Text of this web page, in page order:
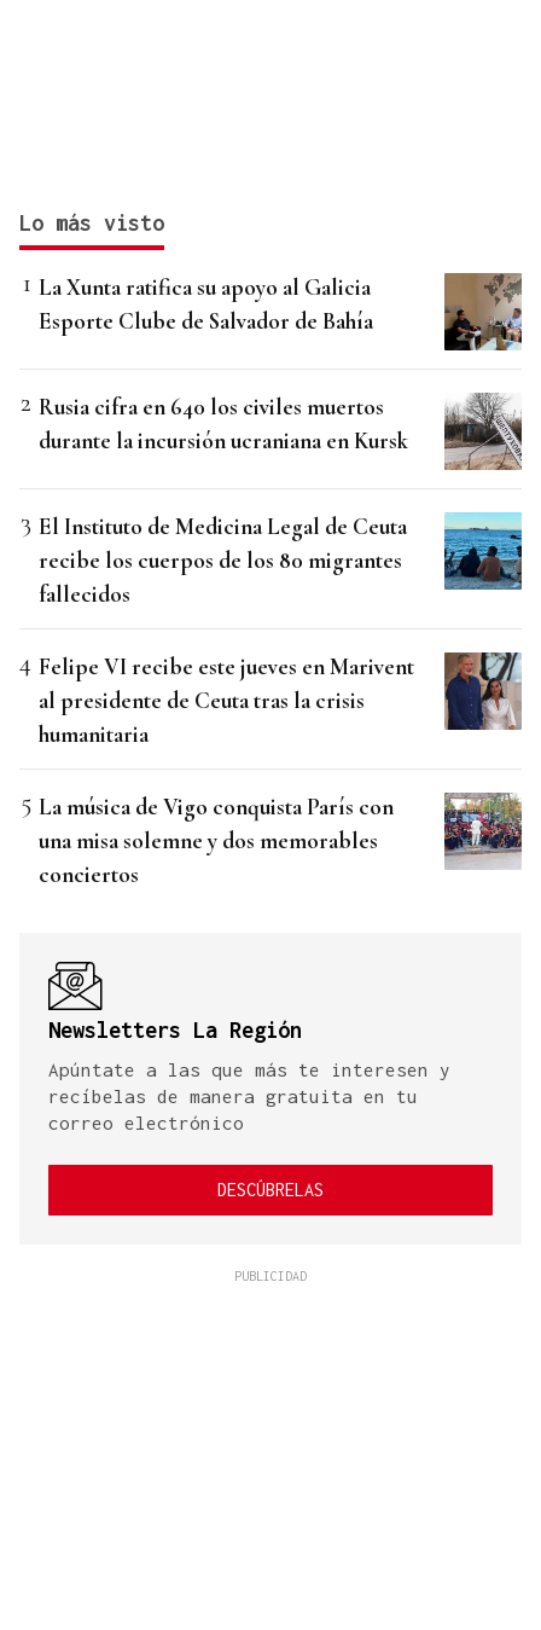
Lo más visto
La Xunta ratifica su apoyo al Galicia
Esporte Clube de Salvador de Bahía
Rusia cifra en 640 los civiles muertos
durante la incursión ucraniana en Kursk
El Instituto de Medicina Legal de Ceuta
recibe los cuerpos de los 80 migrantes
fallecidos
Felipe VI recibe este jueves en Marivent
al presidente de Ceuta tras la crisis
humanitaria
La música de Vigo conquista París con
una misa solemne y dos memorables
conciertos
Newsletters La Región
Apúntate a las que más te interesen y
recíbelas de manera gratuita en tu
correo electrónico
DESCÚBRELAS